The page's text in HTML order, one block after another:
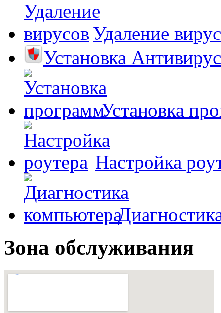
Удаление
Установка
Установка
Настройка
Зона обслуживания